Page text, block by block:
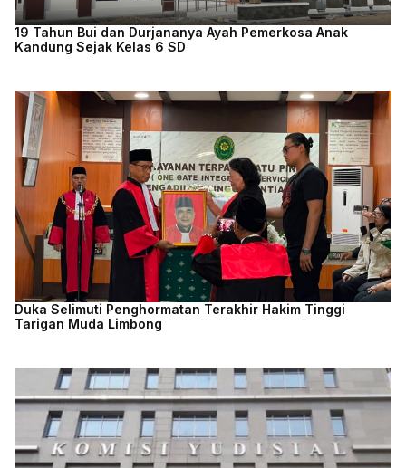
19 Tahun Bui dan Durjananya Ayah Pemerkosa Anak
Kandung Sejak Kelas 6 SD
Duka Selimuti Penghormatan Terakhir Hakim Tinggi
Tarigan Muda Limbong